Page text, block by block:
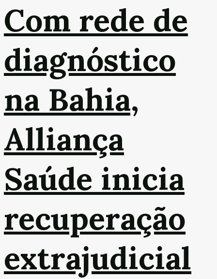
Com rede de
diagnóstico
na Bahia,
Alliança
Saúde inicia
recuperação
extrajudicial